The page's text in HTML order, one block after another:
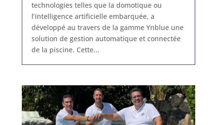
technologies telles que la domotique ou
l’intelligence artificielle embarquée, a
développé au travers de la gamme Ynblue une
solution de gestion automatique et connectée
de la piscine. Cette...